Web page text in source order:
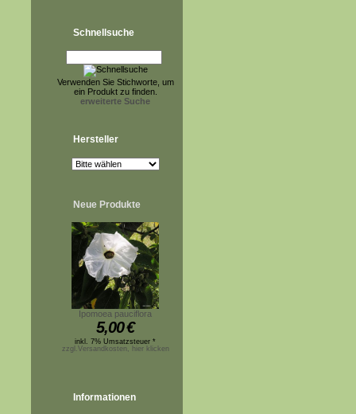
Schnellsuche
Verwenden Sie Stichworte, um
ein Produkt zu finden.
erweiterte Suche
Hersteller
Neue Produkte
Ipomoea pauciflora
5,00€
inkl. 7% Umsatzsteuer *
zzgl.Versandkosten, hier klicken
Informationen